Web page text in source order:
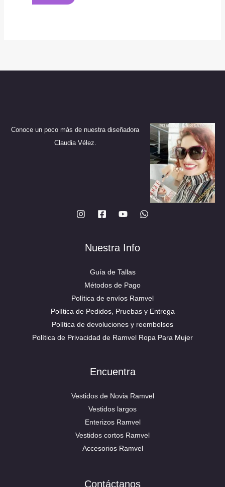
en
la
página
de
producto
Conoce un poco más de nuestra diseñadora
Claudia Vélez.
Nuestra Info
Guía de Tallas
Métodos de Pago
Política de envíos Ramvel
Política de Pedidos, Pruebas y Entrega
Política de devoluciones y reembolsos
Política de Privacidad de Ramvel Ropa Para Mujer
Encuentra
Vestidos de Novia Ramvel
Vestidos largos
Enterizos Ramvel
Vestidos cortos Ramvel
Accesorios Ramvel
Contáctanos